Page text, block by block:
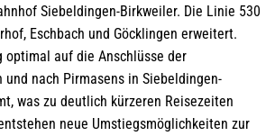
Siebeldingen-Birkweiler. Die Linie 530
Eschbach und Göcklingen erweitert.
auf die Anschlüsse der
und nach Pirmasens in Siebeldingen-
was zu deutlich kürzeren Reisezeiten
neue Umstiegsmöglichkeiten zur